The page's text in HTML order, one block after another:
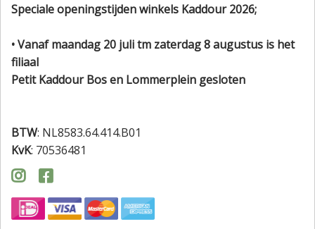
Speciale openingstijden winkels Kaddour 2026;
• Vanaf maandag 20 juli tm zaterdag 8 augustus is het
filiaal
Petit Kaddour Bos en Lommerplein gesloten
BTW: NL8583.64.414.B01
KvK: 70536481
 